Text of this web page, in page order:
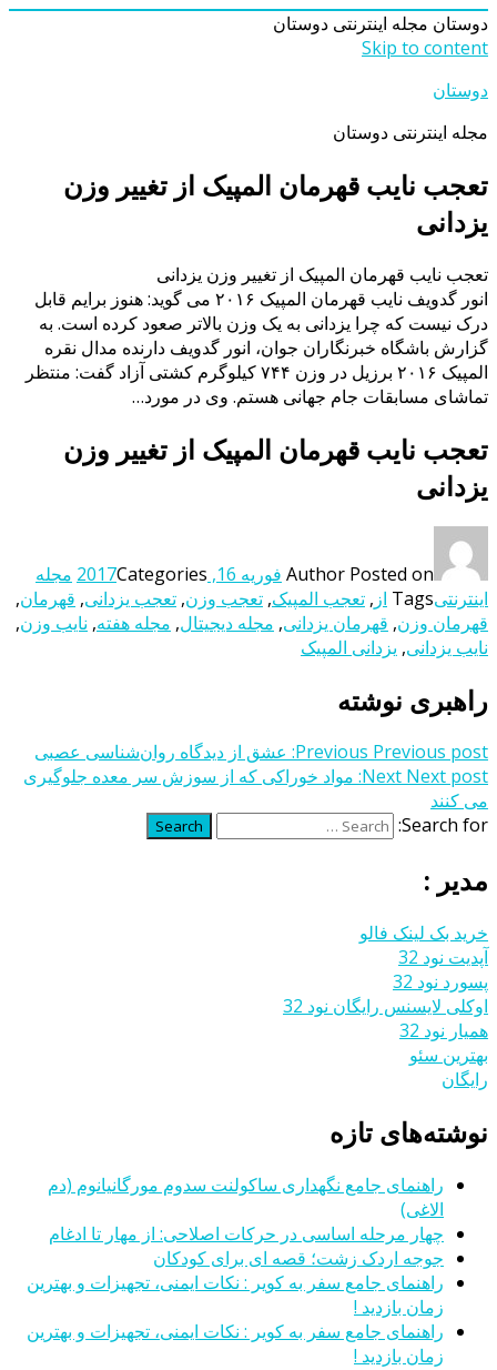
دوستان مجله اینترنتی دوستان
Skip to content
دوستان
مجله اینترنتی دوستان
تعجب نایب قهرمان المپیک از تغییر وزن
یزدانی
تعجب نایب قهرمان المپیک از تغییر وزن یزدانی
انور گدویف نایب قهرمان المپیک ۲۰۱۶ می گوید: هنوز برایم قابل
درک نیست که چرا یزدانی به یک وزن بالاتر صعود کرده است. به
گزارش باشگاه خبرنگاران جوان، انور گدویف دارنده مدال نقره
المپیک ۲۰۱۶ برزیل در وزن ۷۴۴ کیلوگرم کشتی آزاد گفت: منتظر
تماشای مسابقات جام جهانی هستم. وی در مورد…
تعجب نایب قهرمان المپیک از تغییر وزن
یزدانی
Author Posted on فوریه 16, 2017 Categories
مجله
اینترنتیTags از , تعجب المپیک, تعجب وزن, تعجب یزدانی, قهرمان,
قهرمان وزن, قهرمان یزدانی, مجله دیجیتال, مجله هفته, نایب وزن,
نایب یزدانی, یزدانی المپیک
راهبری نوشته
Previous Previous post:
عشق از دیدگاه روان‌شناسی عصبی
Next Next post:
مواد خوراکی که از سوزش سر معده جلوگیری
می کنند
Search for:
Search
مدیر :
خرید بک لینک فالو
آپدیت نود 32
پسورد نود 32
اوکلی لایسنس رایگان نود 32
همیار نود 32
بهترین سئو
رایگان
نوشته‌های تازه
راهنمای جامع نگهداری ساکولنت سدوم مورگانیانوم (دم
الاغی)
چهار مرحله اساسی در حرکات اصلاحی: از مهار تا ادغام
جوجه اردک زشت؛ قصه ای برای کودکان
راهنمای جامع سفر به کویر : نکات ایمنی، تجهیزات و بهترین
زمان بازدید !
راهنمای جامع سفر به کویر : نکات ایمنی، تجهیزات و بهترین
زمان بازدید !